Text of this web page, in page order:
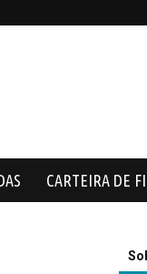
CARTEIRA DE